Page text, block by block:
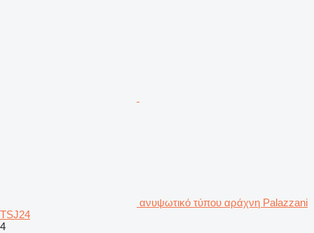
ανυψωτικό τύπου αράχνη Palazzani
TSJ24
4